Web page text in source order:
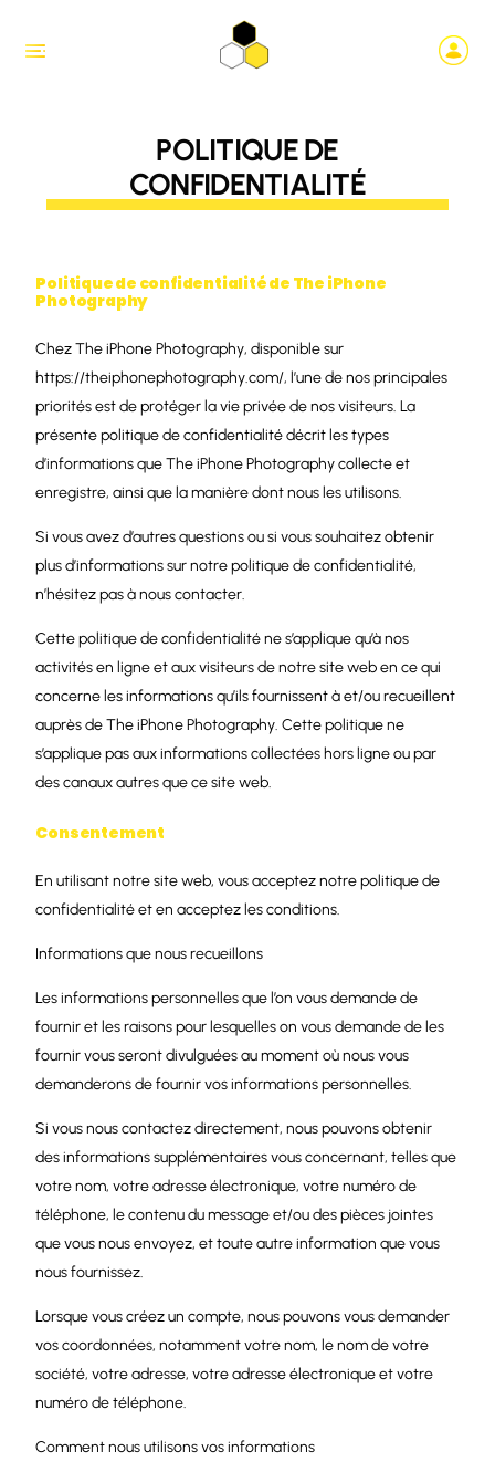
POLITIQUE DE
CONFIDENTIALITÉ
Politique de confidentialité de The iPhone
Photography
Chez The iPhone Photography, disponible sur
https://theiphonephotography.com/, l’une de nos principales
priorités est de protéger la vie privée de nos visiteurs. La
présente politique de confidentialité décrit les types
d’informations que The iPhone Photography collecte et
enregistre, ainsi que la manière dont nous les utilisons.
Si vous avez d’autres questions ou si vous souhaitez obtenir
plus d’informations sur notre politique de confidentialité,
n’hésitez pas à nous contacter.
Cette politique de confidentialité ne s’applique qu’à nos
activités en ligne et aux visiteurs de notre site web en ce qui
concerne les informations qu’ils fournissent à et/ou recueillent
auprès de The iPhone Photography. Cette politique ne
s’applique pas aux informations collectées hors ligne ou par
des canaux autres que ce site web.
Consentement
En utilisant notre site web, vous acceptez notre politique de
confidentialité et en acceptez les conditions.
Informations que nous recueillons
Les informations personnelles que l’on vous demande de
fournir et les raisons pour lesquelles on vous demande de les
fournir vous seront divulguées au moment où nous vous
demanderons de fournir vos informations personnelles.
Si vous nous contactez directement, nous pouvons obtenir
des informations supplémentaires vous concernant, telles que
votre nom, votre adresse électronique, votre numéro de
téléphone, le contenu du message et/ou des pièces jointes
que vous nous envoyez, et toute autre information que vous
nous fournissez.
Lorsque vous créez un compte, nous pouvons vous demander
vos coordonnées, notamment votre nom, le nom de votre
société, votre adresse, votre adresse électronique et votre
numéro de téléphone.
Comment nous utilisons vos informations